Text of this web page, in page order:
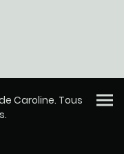
Caroline. Tous